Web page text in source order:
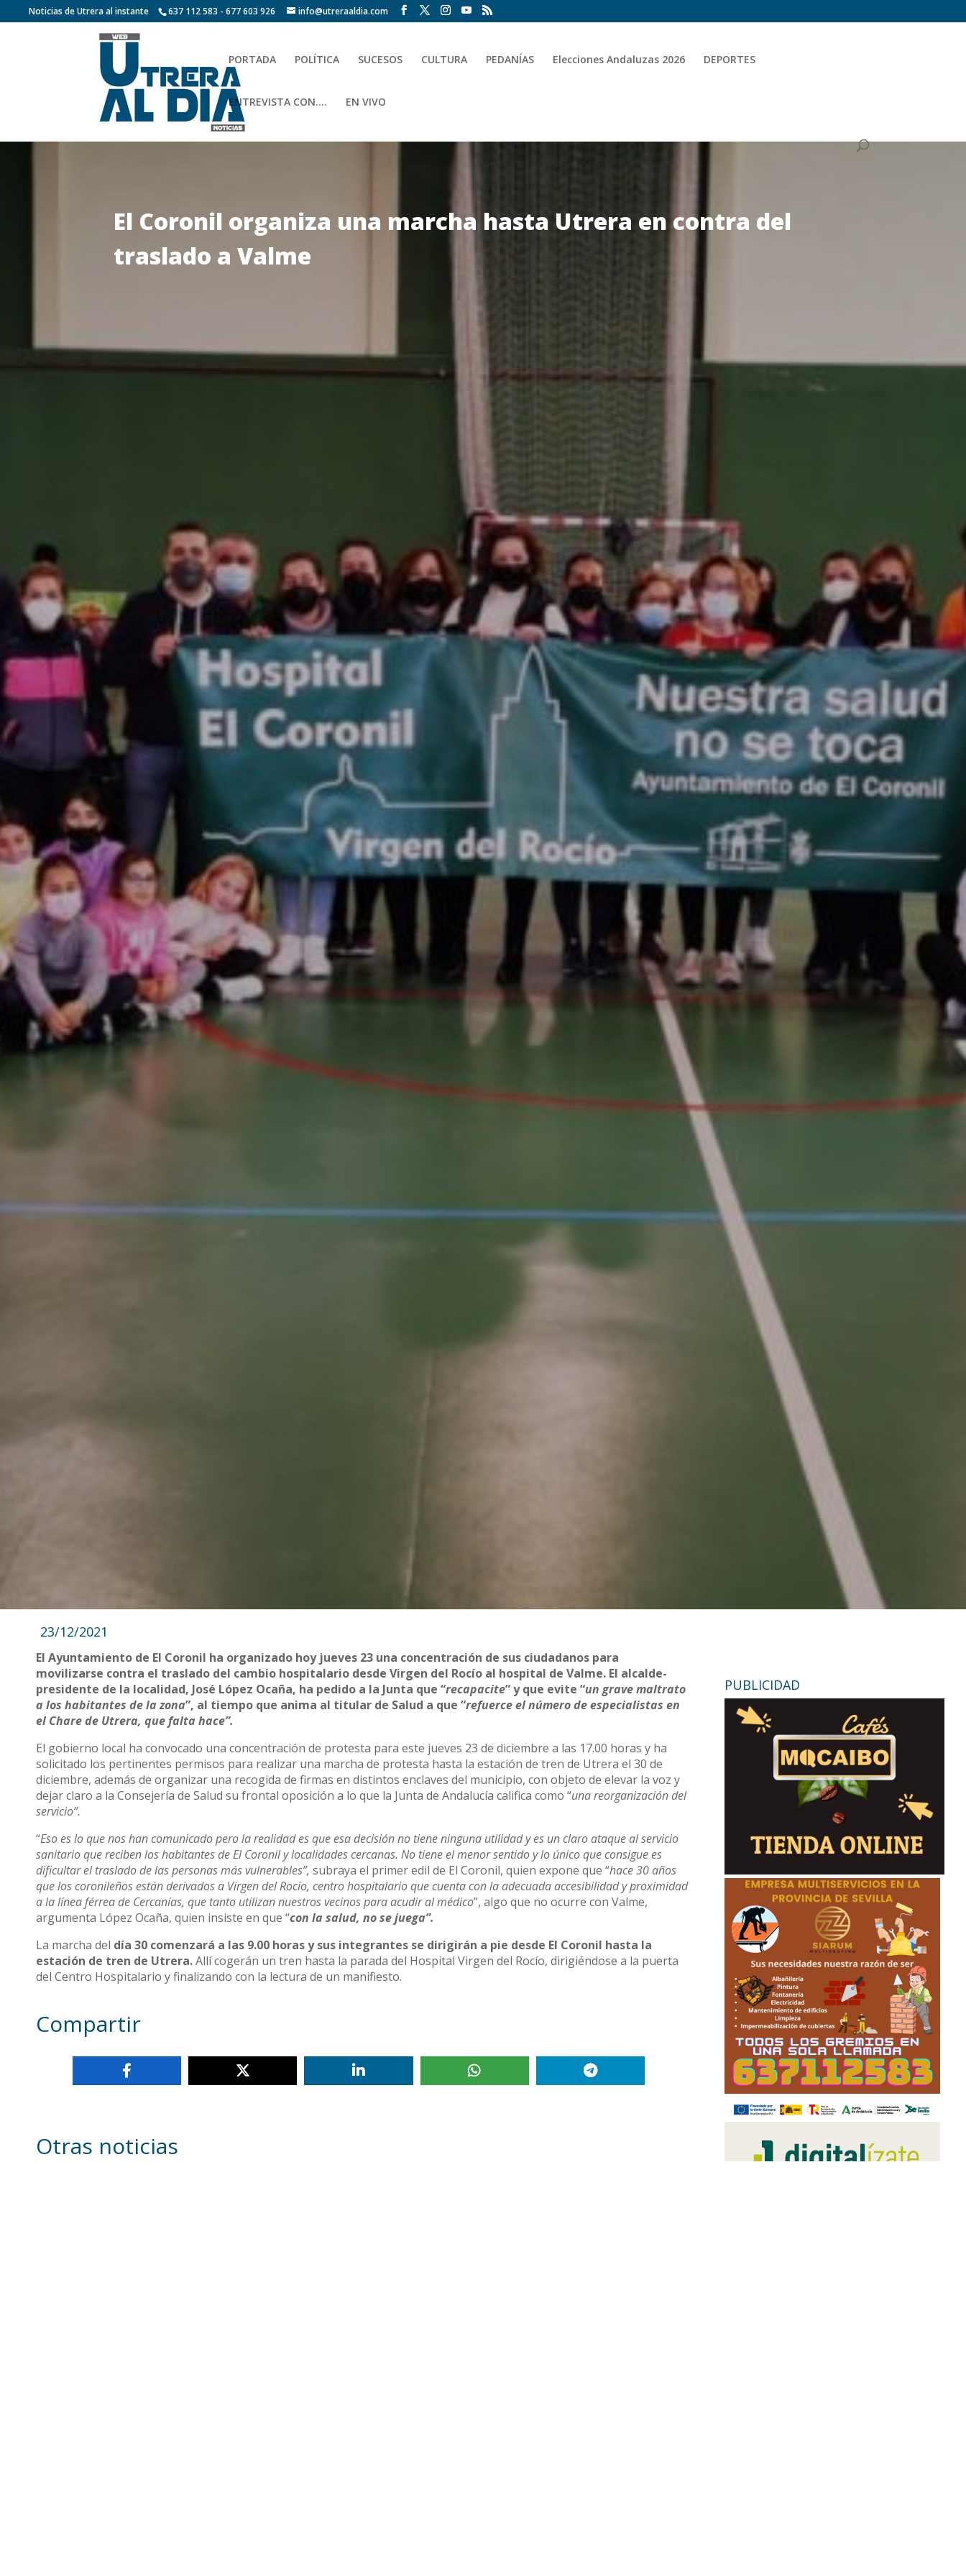
Noticias de Utrera al instante 637 112 583 - 677 603 926 info@utreraaldia.com
PORTADA POLÍTICA SUCESOS CULTURA PEDANÍAS Elecciones Andaluzas 2026 DEPORTES
ENTREVISTA CON…. EN VIVO
El Coronil organiza una marcha hasta Utrera en contra del
traslado a Valme
23/12/2021
El Ayuntamiento de El Coronil ha organizado hoy jueves 23 una concentración de sus ciudadanos para
movilizarse contra el traslado del cambio hospitalario desde Virgen del Rocío al hospital de Valme. El alcalde-
presidente de la localidad, José López Ocaña, ha pedido a la Junta que “recapacite” y que evite “un grave maltrato
a los habitantes de la zona”, al tiempo que anima al titular de Salud a que “refuerce el número de especialistas en
el Chare de Utrera, que falta hace”.
El gobierno local ha convocado una concentración de protesta para este jueves 23 de diciembre a las 17.00 horas y ha
solicitado los pertinentes permisos para realizar una marcha de protesta hasta la estación de tren de Utrera el 30 de
diciembre, además de organizar una recogida de firmas en distintos enclaves del municipio, con objeto de elevar la voz y
dejar claro a la Consejería de Salud su frontal oposición a lo que la Junta de Andalucía califica como “una reorganización del
servicio”.
“Eso es lo que nos han comunicado pero la realidad es que esa decisión no tiene ninguna utilidad y es un claro ataque al servicio
sanitario que reciben los habitantes de El Coronil y localidades cercanas. No tiene el menor sentido y lo único que consigue es
dificultar el traslado de las personas más vulnerables”,subraya el primer edil de El Coronil, quien expone que “hace 30 años
que los coronileños están derivados a Virgen del Rocío, centro hospitalario que cuenta con la adecuada accesibilidad y proximidad
a la línea férrea de Cercanías, que tanto utilizan nuestros vecinos para acudir al médico”, algo que no ocurre con Valme,
argumenta López Ocaña, quien insiste en que “con la salud, no se juega”.
La marcha del día 30 comenzará a las 9.00 horas y sus integrantes se dirigirán a pie desde El Coronil hasta la
estación de tren de Utrera.Allí cogerán un tren hasta la parada del Hospital Virgen del Rocío, dirigiéndose a la puerta
del Centro Hospitalario y finalizando con la lectura de un manifiesto.
Compartir
Otras noticias
PUBLICIDAD